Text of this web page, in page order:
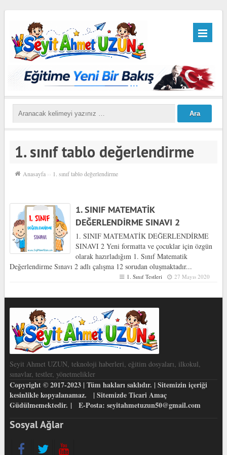
1. sınıf tablo değerlendirme
Anasayfa ›› 1. sınıf tablo değerlendirme
1. SINIF MATEMATİK
DEĞERLENDİRME SINAVI 2
1. SINIF MATEMATİK DEĞERLENDİRME
SINAVI 2 Yeni formatta ve çocuklar için özgün
olarak hazırladığım 1. Sınıf Matematik
Değerlendirme Sınavı 2 adlı çalışma 12 sorudan oluşmaktadır...
1. Sınıf Testleri 27 Mayıs 2020
Seyit Ahmet UZUN, teknoloji haberleri, eğitim dosyaları, ilkokul,
sınavlar, testler, yönetmelikler
Copyright © 2017-2023 | Tüm hakları saklıdır. | Sitemizin içeriği
kesinlikle kopyalanamaz. | Sitemizde Ticari Amaç
Güdülmemektedir. | E-Posta: seyitahmetuzun50@gmail.com
Sosyal Ağlar